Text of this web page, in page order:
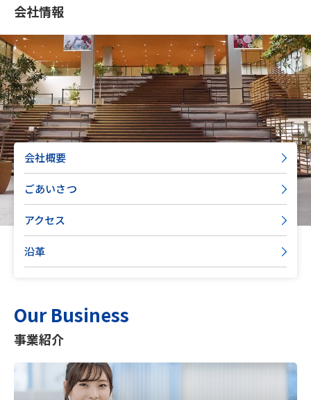
会社情報
会社概要
ごあいさつ
アクセス
沿革
Our Business
事業紹介